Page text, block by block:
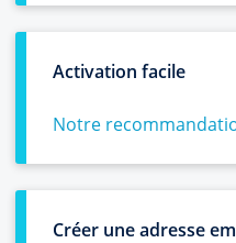
Activation facile
Notre
Créer une adresse